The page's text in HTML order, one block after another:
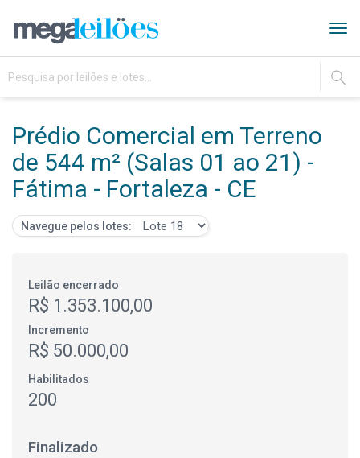
IR
Prédio Comercial em Terreno
de 544 m² (Salas 01 ao 21) -
Fátima - Fortaleza - CE
Navegue pelos lotes:
Leilão encerrado
R$ 1.353.100,00
Incremento
R$ 50.000,00
Habilitados
200
Finalizado